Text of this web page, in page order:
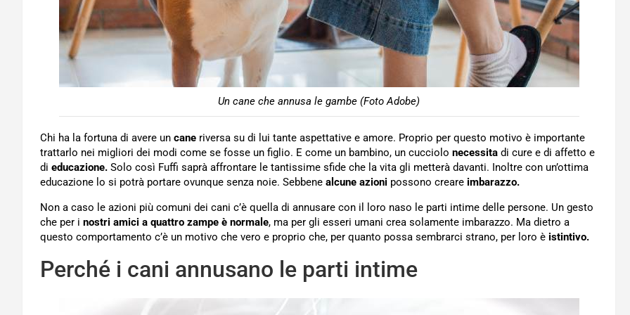
Un cane che annusa le gambe (Foto Adobe)
Chi ha la fortuna di avere un cane riversa su di lui tante aspettative e amore. Proprio per questo motivo è importante
trattarlo nei migliori dei modi come se fosse un figlio. E come un bambino, un cucciolo necessita di cure e di affetto e
di educazione. Solo così Fuffi saprà affrontare le tantissime sfide che la vita gli metterà davanti. Inoltre con un’ottima
educazione lo si potrà portare ovunque senza noie. Sebbene alcune azioni possono creare imbarazzo.
Non a caso le azioni più comuni dei cani c’è quella di annusare con il loro naso le parti intime delle persone. Un gesto
che per i nostri amici a quattro zampe è normale, ma per gli esseri umani crea solamente imbarazzo. Ma dietro a
questo comportamento c’è un motivo che vero e proprio che, per quanto possa sembrarci strano, per loro è istintivo.
Perché i cani annusano le parti intime